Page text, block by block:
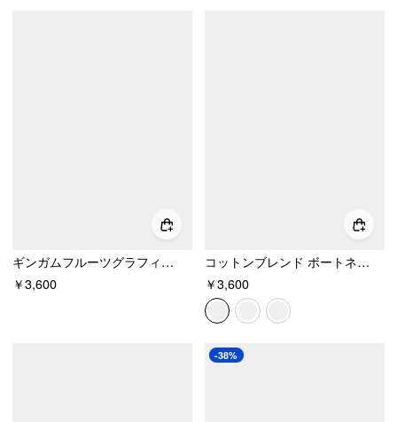
ギンガムフルーツグラフィック クロップTシャツ
￥3,600
コットンブレンド ボートネック フルーツアップリケ 半袖Tシャツ
￥3,600
-38%